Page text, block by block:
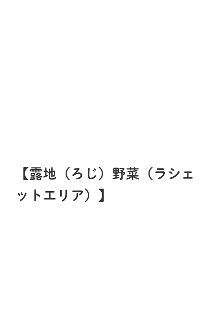
【露地（ろじ）野菜（ラシェ
ットエリア）】